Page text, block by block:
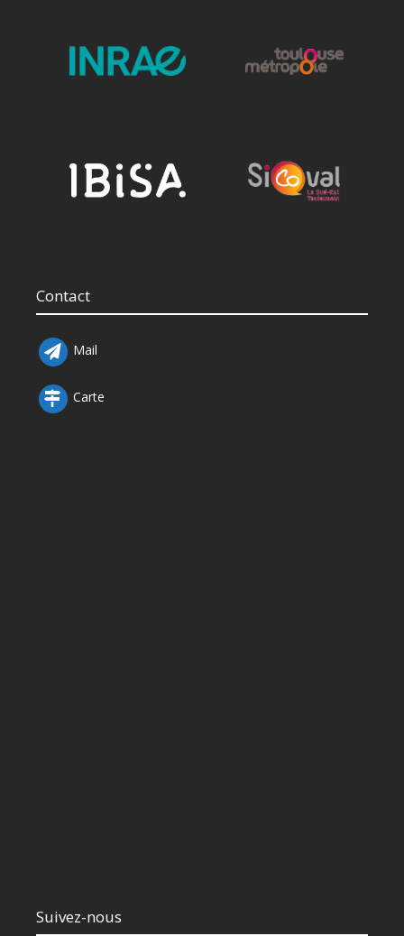
Contact
Mail
Carte
Suivez-nous